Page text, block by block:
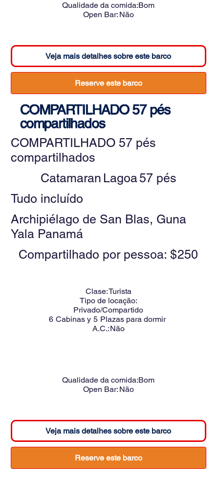
Qualidade da comida:Bom
Open Bar: Não
Veja mais detalhes sobre este barco
Reserve este barco
COMPARTILHADO 57 pés
compartilhados
COMPARTILHADO 57 pés
compartilhados
Catamaran Lagoa57 pés
Tudo incluído
Archipiélago de San Blas, Guna
Yala Panamá
Compartilhado por pessoa: $250
Clase:Turista
Tipo de locação:
Privado/Compartido
6 Cabinas y 5 Plazas para dormir
A.C.:Não
Qualidade da comida:Bom
Open Bar: Não
Veja mais detalhes sobre este barco
Reserve este barco